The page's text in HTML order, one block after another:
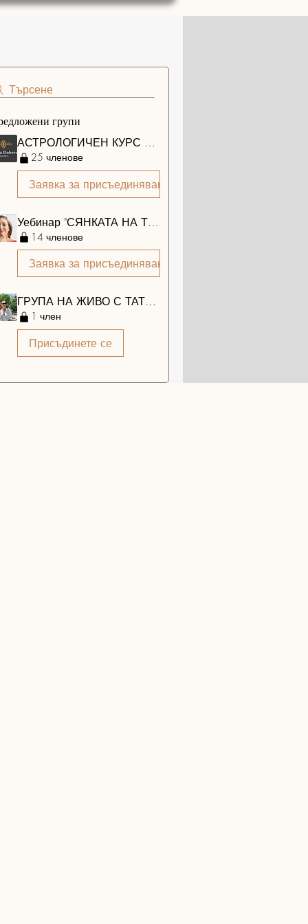
Търсене
групи
АСТРОЛОГИЧЕН КУРС ЗА НАЧИНАЕЩИ
25 членове
Заявка за присъединяване
Уебинар "СЯНКАТА НА ТРАВМИТЕ И СИЛАТА НА ПРОШКАТА"
14 членове
Заявка за присъединяване
ГРУПА НА ЖИВО С ТАТЯНА
1 член
Присъдинете се